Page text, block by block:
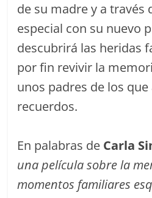
de su madre y a través
especial con su nuevo
descubrirá las heridas
por fin revivir la
unos padres de los
recuerdos.
En palabras de Carla
una película sobre la
momentos familiares